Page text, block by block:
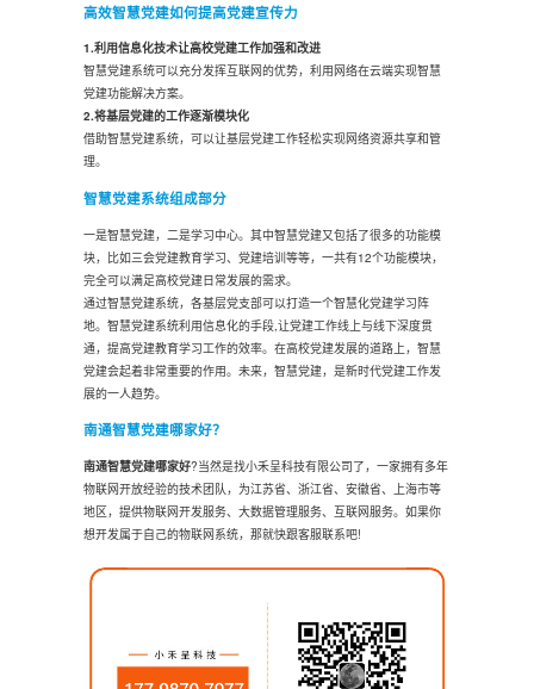
高效智慧党建如何提高党建宣传力
1.利用信息化技术让高校党建工作加强和改进
智慧党建系统可以充分发挥互联网的优势，利用网络在云端实现智慧
党建功能解决方案。
2.将基层党建的工作逐渐模块化
借助智慧党建系统，可以让基层党建工作轻松实现网络资源共享和管
理。
智慧党建系统组成部分
一是智慧党建，二是学习中心。其中智慧党建又包括了很多的功能模
块，比如三会党建教育学习、党建培训等等，一共有12个功能模块，
完全可以满足高校党建日常发展的需求。
通过智慧党建系统，各基层党支部可以打造一个智慧化党建学习阵
地。智慧党建系统利用信息化的手段,让党建工作线上与线下深度贯
通，提高党建教育学习工作的效率。在高校党建发展的道路上，智慧
党建会起着非常重要的作用。未来，智慧党建，是新时代党建工作发
展的一人趋势。
南通智慧党建哪家好？
南通智慧党建哪家好?当然是找小禾呈科技有限公司了，一家拥有多年
物联网开放经验的技术团队，为江苏省、浙江省、安徽省、上海市等
地区，提供物联网开发服务、大数据管理服务、互联网服务。如果你
想开发属于自己的物联网系统，那就快跟客服联系吧!